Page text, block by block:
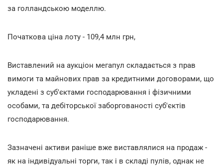
за голландською моделлю.
Початкова ціна лоту - 109,4 млн грн,
Виставлений на аукціон мегапул складається з прав
вимоги та майнових прав за кредитними договорами, що
укладені з суб'єктами господарювання і фізичними
особами, та дебіторської заборгованості суб'єктів
господарювання.
Зазначені активи раніше вже виставлялися на продаж -
як на індивідуальні торги, так і в складі пулів, однак не